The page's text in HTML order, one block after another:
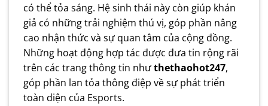
có thể tỏa sáng. Hệ sinh thái này còn giúp khán
giả có những trải nghiệm thú vị, góp phần nâng
cao nhận thức và sự quan tâm của cộng đồng.
Những hoạt động hợp tác được đưa tin rộng rãi
trên các trang thông tin nhưthethaohot247,
góp phần lan tỏa thông điệp về sự phát triển
toàn diện của Esports.